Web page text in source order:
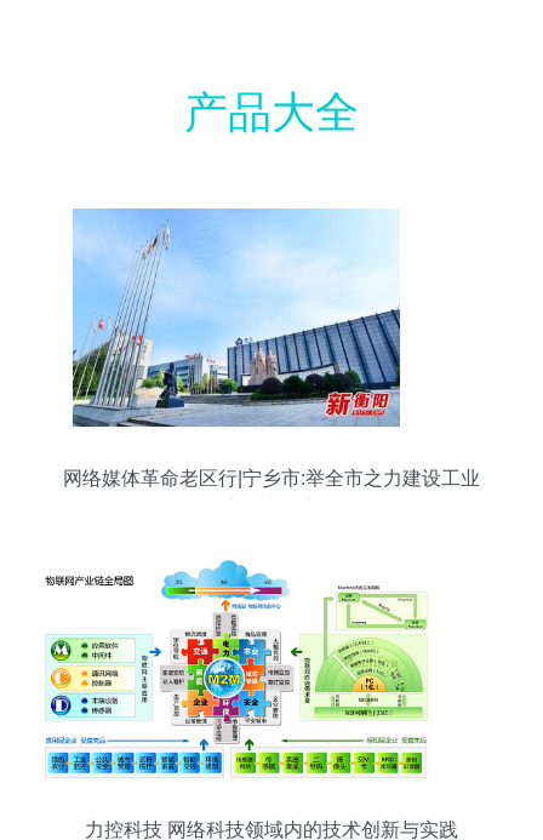
产品大全
网络媒体革命老区行|宁乡市:举全市之力建设工业
力控科技 网络科技领域内的技术创新与实践